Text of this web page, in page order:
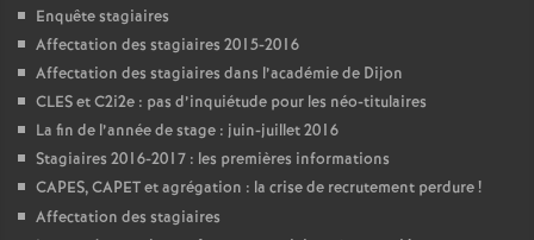
Enquête stagiaires
Affectation des stagiaires 2015-2016
Affectation des stagiaires dans l’académie de Dijon
CLES et C2i2e : pas d’inquiétude pour les néo-titulaires
La fin de l’année de stage : juin-juillet 2016
Stagiaires 2016-2017 : les premières informations
CAPES, CAPET et agrégation : la crise de recrutement perdure!
Affectation des stagiaires